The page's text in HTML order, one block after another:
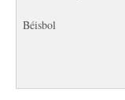
Béisbol